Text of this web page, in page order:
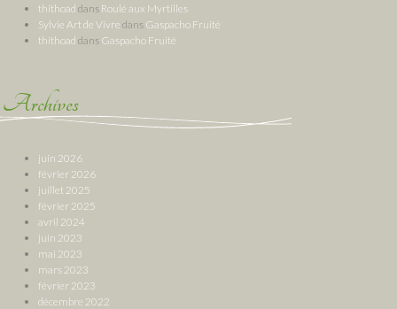
thithoad dans Roulé aux Myrtilles
Sylvie Art de Vivre dans Gaspacho Fruité
thithoad dans Gaspacho Fruité
Archives
juin 2026
février 2026
juillet 2025
février 2025
avril 2024
juin 2023
mai 2023
mars 2023
février 2023
décembre 2022